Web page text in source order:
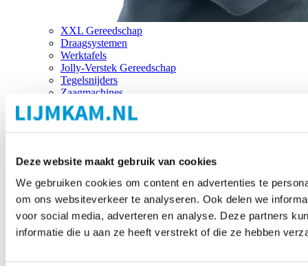
Deze website maakt gebruik van cookies
We gebruiken cookies om content en advertenties te
om ons websiteverkeer te analyseren. Ook delen we
voor social media, adverteren en analyse. Deze partners
informatie die u aan ze heeft verstrekt of die ze hebben
XXL Gereedschap
Draagsystemen
Werktafels
Jolly-Verstek Gereedschap
Tegelsnijders
Zaagmachines
Merken